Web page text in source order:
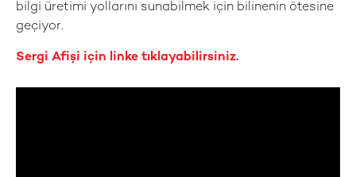
bilgi üretimi yollarını sunabilmek için bilinenin ötesine
geçiyor.
Sergi Afişi için linke tıklayabilirsiniz.